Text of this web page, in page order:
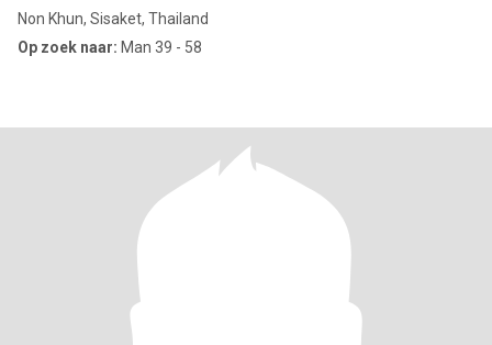
Non Khun, Sisaket, Thailand
Op zoek naar: Man 39 - 58